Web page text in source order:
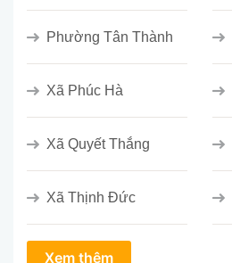
Phường Tân Thành
Xã Phúc Hà
Xã Quyết Thắng
Xã Thịnh Đức